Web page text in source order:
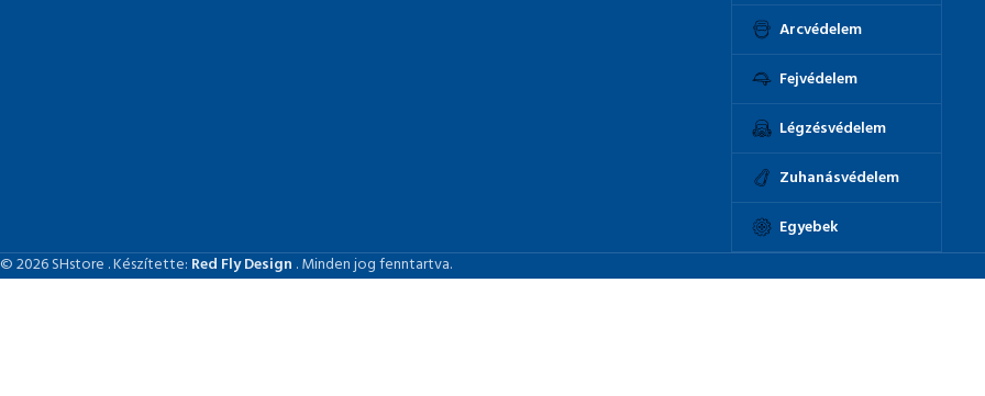
Arcvédelem
Fejvédelem
Légzésvédelem
Zuhanásvédelem
Egyebek
© 2026 SHstore . Készítette: Red Fly Design . Minden jog fenntartva.